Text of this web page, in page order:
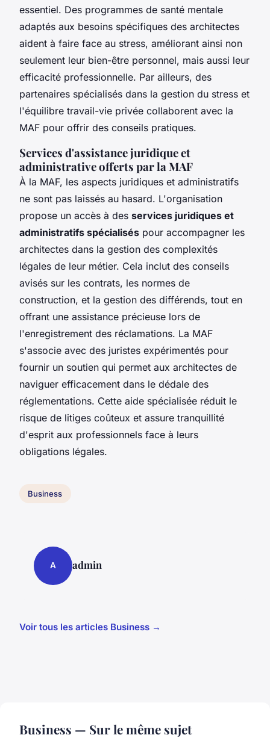
essentiel. Des programmes de santé mentale
adaptés aux besoins spécifiques des architectes
aident à faire face au stress, améliorant ainsi non
seulement leur bien-être personnel, mais aussi leur
efficacité professionnelle. Par ailleurs, des
partenaires spécialisés dans la gestion du stress et
l'équilibre travail-vie privée collaborent avec la
MAF pour offrir des conseils pratiques.
Services d'assistance juridique et
administrative offerts par la MAF
À la MAF, les aspects juridiques et administratifs
ne sont pas laissés au hasard. L'organisation
propose un accès à des services juridiques et
administratifs spécialisés pour accompagner les
architectes dans la gestion des complexités
légales de leur métier. Cela inclut des conseils
avisés sur les contrats, les normes de
construction, et la gestion des différends, tout en
offrant une assistance précieuse lors de
l'enregistrement des réclamations. La MAF
s'associe avec des juristes expérimentés pour
fournir un soutien qui permet aux architectes de
naviguer efficacement dans le dédale des
réglementations. Cette aide spécialisée réduit le
risque de litiges coûteux et assure tranquillité
d'esprit aux professionnels face à leurs
obligations légales.
Business
A admin
Voir tous les articles Business →
Business — Sur le même sujet